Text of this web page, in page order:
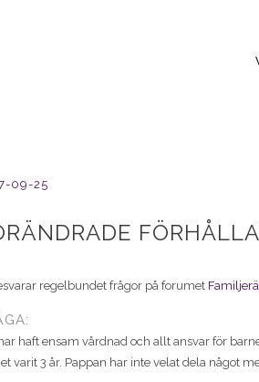
09-25
regelbundet frågor på forumet
haft ensam vårdnad och allt ansvar för
varit 3 år. Pappan har inte velat dela något